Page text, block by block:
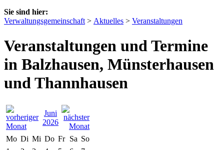
Sie sind hier:
Verwaltungsgemeinschaft > Aktuelles > Veranstaltungen
Veranstaltungen und Termine
in Balzhausen, Münsterhausen
und Thannhausen
Juni
2026
Mo Di Mi Do Fr Sa So